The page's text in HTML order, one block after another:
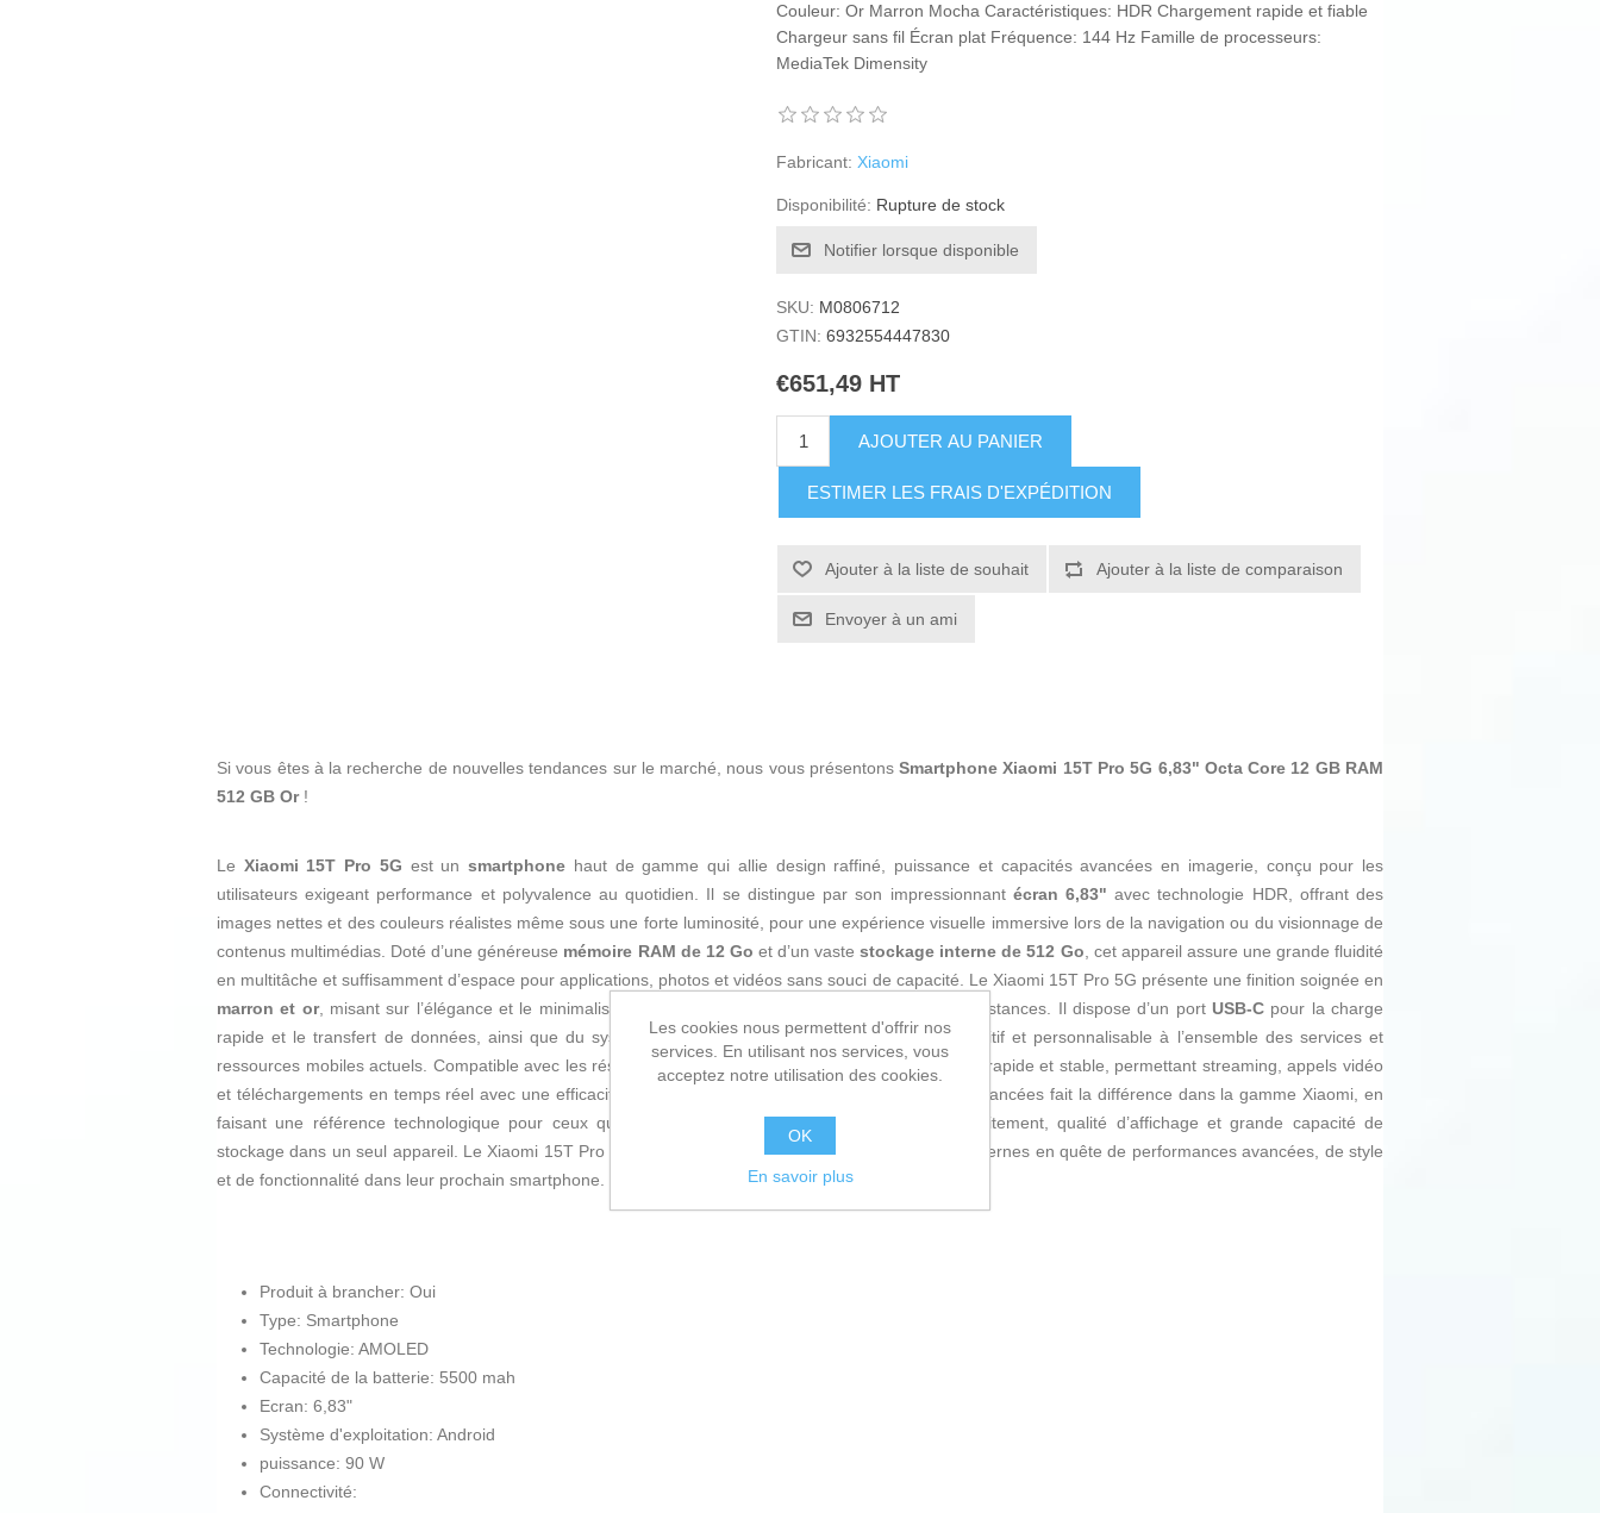
Couleur: Or Marron Mocha Caractéristiques: HDR Chargement rapide et fiable
Chargeur sans fil Écran plat Fréquence: 144 Hz Famille de processeurs:
MediaTek Dimensity
Fabricant: Xiaomi
Disponibilité: Rupture de stock
Notifier lorsque disponible
SKU: M0806712
GTIN: 6932554447830
€651,49 HT
AJOUTER AU PANIER
ESTIMER LES FRAIS D'EXPÉDITION
Ajouter à la liste de souhait Ajouter à la liste de comparaison
Envoyer à un ami
Si vous êtes à la recherche de nouvelles tendances sur le marché, nous vous présentonsSmartphone Xiaomi 15T Pro 5G 6,83" Octa Core 12 GB RAM
512 GB Or!
Le Xiaomi 15T Pro 5G est unsmartphone haut de gamme qui allie design raffiné, puissance et capacités avancées en imagerie, conçu pour les
utilisateurs exigeant performance et polyvalence au quotidien. Il se distingue par son impressionnant écran 6,83" avec technologie HDR, offrant des
images nettes et des couleurs réalistes même sous une forte luminosité, pour une expérience visuelle immersive lors de la navigation ou du visionnage de
contenus multimédias. Doté d’une généreuse mémoire RAM de 12 Go et d’un vastestockage interne de 512 Go, cet appareil assure une grande fluidité
en multitâche et suffisamment d’espace pour applications, photos et vidéos sans souci de capacité. Le Xiaomi 15T Pro 5G présente une finition soignée en
marron et or, misant sur l’élégance et le minimalisme pour une allure sophistiquée en toutes circonstances. Il dispose d’un port USB-Cpour la charge
rapide et le transfert de données, ainsi que du système d’exploitationAndroidpour un accès intuitif et personnalisable à l’ensemble des services et
ressources mobiles actuels. Compatible avec les réseaux 5G, ce téléphone garantit une connectivité rapide et stable, permettant streaming, appels vidéo
et téléchargements en temps réel avec une efficacité maximale. Son intégration de fonctionnalités avancées fait la différence dans la gamme Xiaomi, en
faisant une référence technologique pour ceux qui recherchent l’équilibre entre puissance de traitement, qualité d’affichage et grande capacité de
stockage dans un seul appareil. Le Xiaomi 15T Pro 5G répond ainsi aux attentes des utilisateurs modernes en quête de performances avancées, de style
et de fonctionnalité dans leur prochain smartphone.
Produit à brancher: Oui
Type: Smartphone
Technologie: AMOLED
Capacité de la batterie: 5500 mah
Ecran: 6,83"
Système d'exploitation: Android
puissance: 90 W
Connectivité:
Les cookies nous permettent d'offrir nos
services. En utilisant nos services, vous
acceptez notre utilisation des cookies.
OK
En savoir plus